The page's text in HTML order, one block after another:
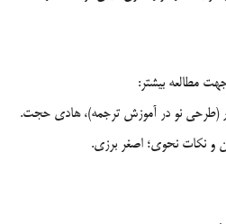
مطالعه بيشتر: